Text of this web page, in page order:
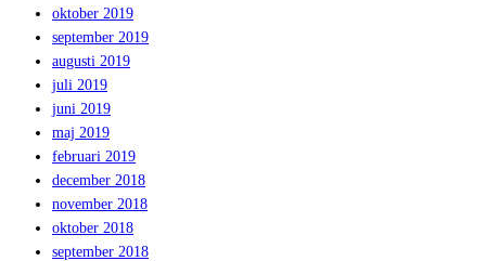
oktober 2019
september 2019
augusti 2019
juli 2019
juni 2019
maj 2019
februari 2019
december 2018
november 2018
oktober 2018
september 2018